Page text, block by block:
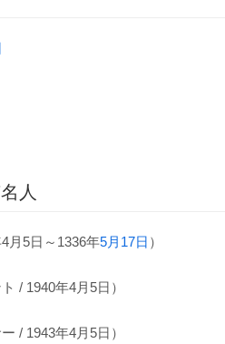
人
月5日～1336年5月17日 ）
/ 1940年4月5日）
/ 1943年4月5日）